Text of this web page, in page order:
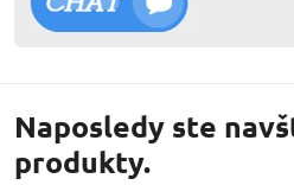
Naposledy ste
produkty.